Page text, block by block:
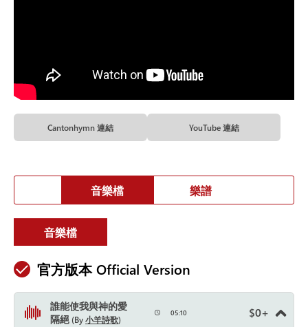
Cantonhymn 連結 YouTube 連結
音樂檔 樂譜
音樂檔
官方版本 Official Version
誰能使我與神的愛
隔絕 By小羊詩歌
05:10 $0+